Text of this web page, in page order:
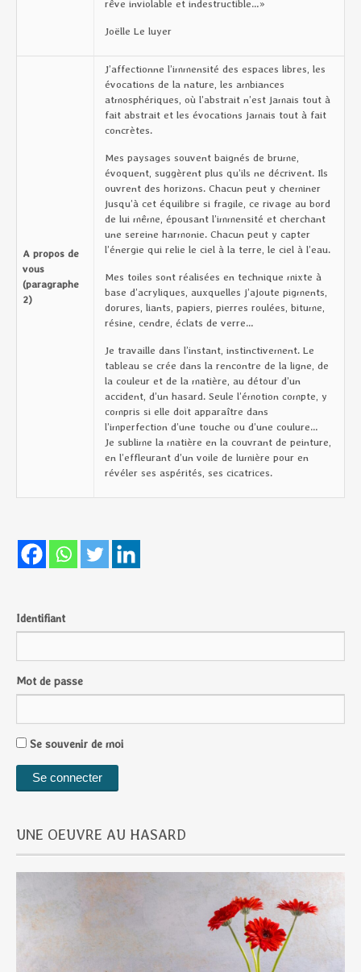
rêve inviolable et indestructible…»
Joëlle Le luyer
A propos de
vous
(paragraphe
2)
J’affectionne l’immensité des espaces libres, les
évocations de la nature, les ambiances
atmosphériques, où l’abstrait n’est jamais tout à
fait abstrait et les évocations jamais tout à fait
concrètes.
Mes paysages souvent baignés de brume,
évoquent, suggèrent plus qu’ils ne décrivent. Ils
ouvrent des horizons. Chacun peut y cheminer
jusqu’à cet équilibre si fragile, ce rivage au bord
de lui même, épousant l’immensité et cherchant
une sereine harmonie. Chacun peut y capter
l’énergie qui relie le ciel à la terre, le ciel à l’eau.
Mes toiles sont réalisées en technique mixte à
base d’acryliques, auxquelles j’ajoute pigments,
dorures, liants, papiers, pierres roulées, bitume,
résine, cendre, éclats de verre…
Je travaille dans l’instant, instinctivement. Le
tableau se crée dans la rencontre de la ligne, de
la couleur et de la matière, au détour d’un
accident, d’un hasard. Seule l’émotion compte, y
compris si elle doit apparaître dans
l’imperfection d’une touche ou d’une coulure…
Je sublime la matière en la couvrant de peinture,
en l’effleurant d’un voile de lumière pour en
révéler ses aspérités, ses cicatrices.
Identifiant
Mot de passe
Se souvenir de moi
UNE OEUVRE AU HASARD